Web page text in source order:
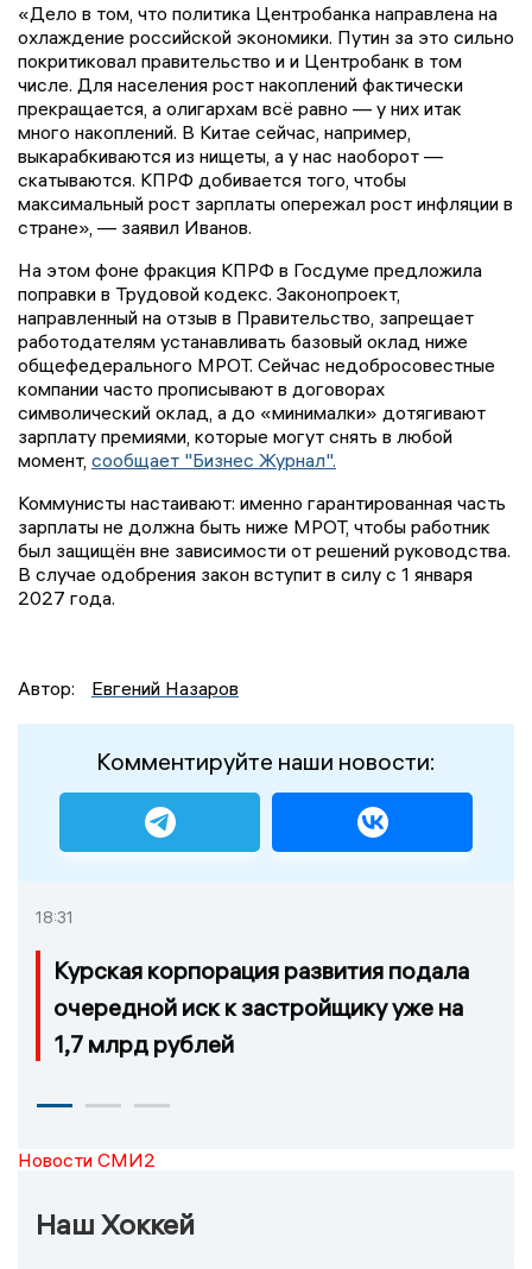
«Дело в том, что политика Центробанка направлена на
охлаждение российской экономики. Путин за это сильно
покритиковал правительство и и Центробанк в том
числе. Для населения рост накоплений фактически
прекращается, а олигархам всё равно — у них итак
много накоплений. В Китае сейчас, например,
выкарабкиваются из нищеты, а у нас наоборот —
скатываются. КПРФ добивается того, чтобы
максимальный рост зарплаты опережал рост инфляции в
стране», — заявил Иванов.
На этом фоне фракция КПРФ в Госдуме предложила
поправки в Трудовой кодекс. Законопроект,
направленный на отзыв в Правительство, запрещает
работодателям устанавливать базовый оклад ниже
общефедерального МРОТ. Сейчас недобросовестные
компании часто прописывают в договорах
символический оклад, а до «минималки» дотягивают
зарплату премиями, которые могут снять в любой
момент, сообщает "Бизнес Журнал".
Коммунисты настаивают: именно гарантированная часть
зарплаты не должна быть ниже МРОТ, чтобы работник
был защищён вне зависимости от решений руководства.
В случае одобрения закон вступит в силу с 1 января
2027 года.
Автор: Евгений Назаров
Комментируйте наши новости:
18:31
Курская корпорация развития подала
очередной иск к застройщику уже на
1,7 млрд рублей
Новости СМИ2
Наш Хоккей